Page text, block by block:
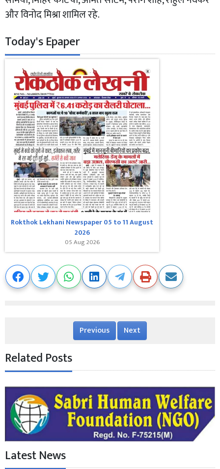
और विनोद मिश्रा शामिल रहे.
Today's Epaper
Rokthok Lekhani Newspaper 05 to 11 August
2026
05 Aug 2026
Previous Next
Related Posts
Latest News